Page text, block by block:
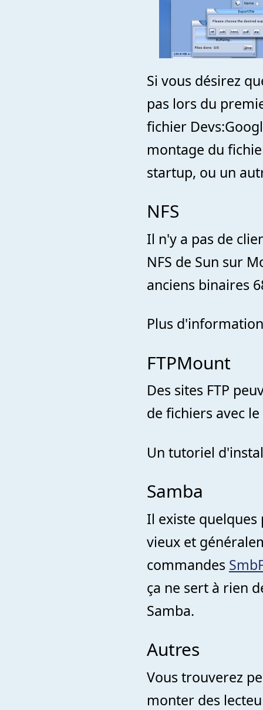
Si vous désirez
pas lors du
fichier
montage du
startup, ou un
NFS
Il n'y a pas de
NFS de Sun sur
anciens binaires
Plus
FTPMount
Des sites FTP
de fichiers avec
Un tutoriel
Samba
Il existe quelques
vieux et
commandes
ça ne sert à rien
Samba.
Autres
Vous trouverez
monter des